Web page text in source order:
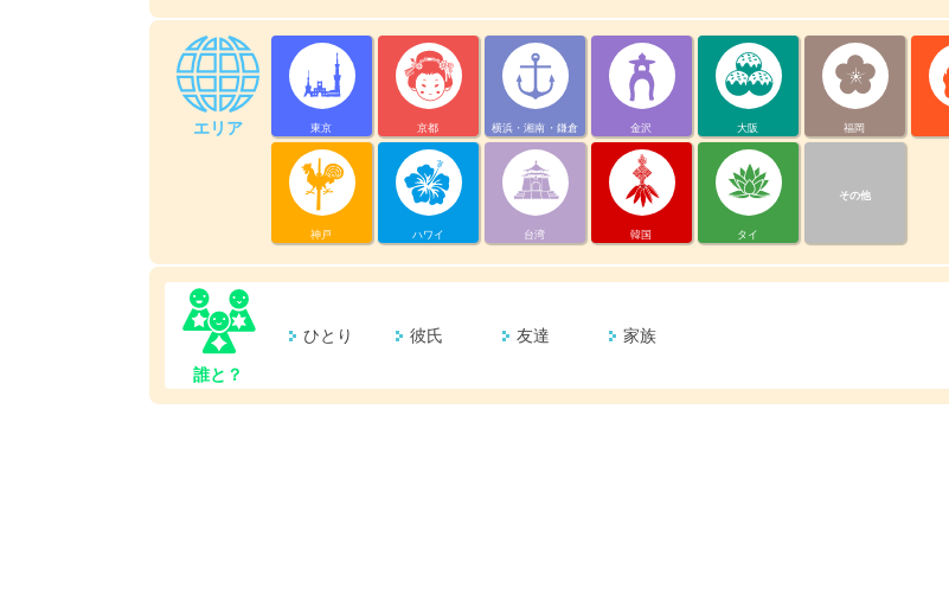
エリア 東京 京都 横浜・湘南・鎌倉 金沢 大阪 福岡
神戸 ハワイ 台湾 韓国 タイ
その他
誰と？
ひとり 彼氏 友達 家族